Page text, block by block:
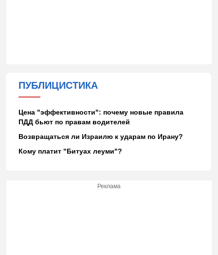
ПУБЛИЦИСТИКА
Цена "эффективности": почему новые правила
ПДД бьют по правам водителей
Возвращаться ли Израилю к ударам по Ирану?
Кому платит "Битуах леуми"?
Реклама